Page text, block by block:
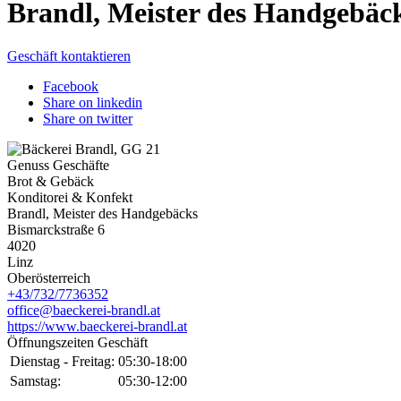
Brandl, Meister des
Geschäft kontaktieren
Facebook
Share on linkedin
Share on twitter
Genuss Geschäfte
Brot & Gebäck
Konditorei & Konfekt
Brandl, Meister des Handgebäcks
Bismarckstraße 6
4020
Linz
Oberösterreich
+43/732/7736352
office@baeckerei-brandl.at
https://www.baeckerei-brandl.at
Öffnungszeiten Geschäft
Dienstag - Freitag: 05:30-18:00
Samstag:
05:30-12:00